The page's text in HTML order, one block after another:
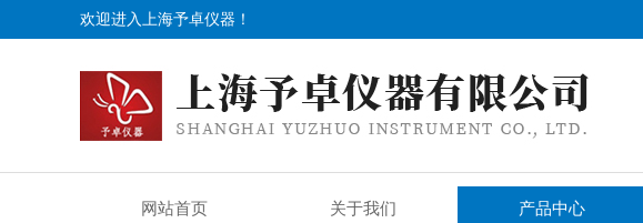
欢迎进入上海予卓仪器！
网站首页 关于我们 产品中心